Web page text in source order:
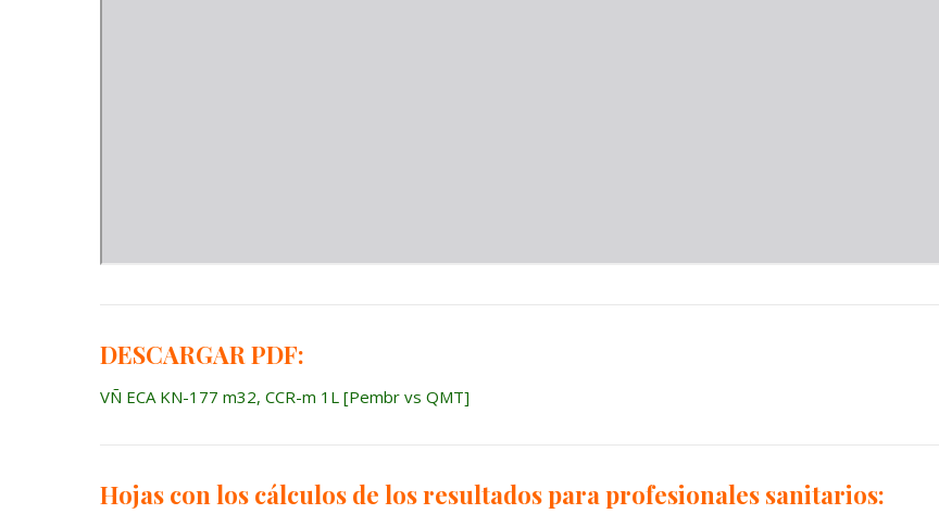
DESCARGAR PDF:
VÑ ECA KN-177 m32, CCR-m 1L [Pembr vs QMT]
Hojas con los cálculos de los resultados para profesionales sanitarios: